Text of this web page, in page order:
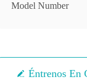
Model Number
Éntrenos En